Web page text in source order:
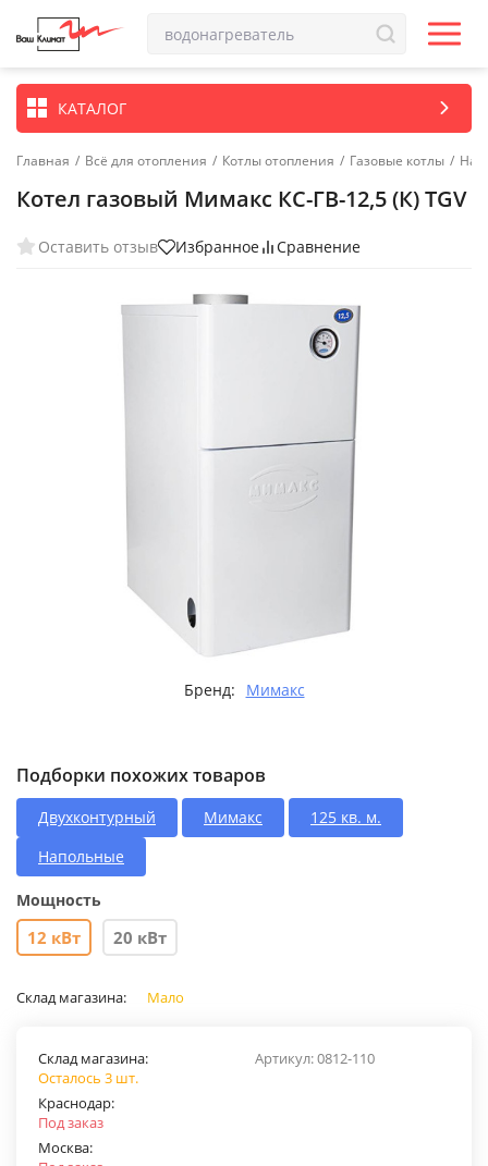
КАТАЛОГ
Главная / Всё для отопления / Котлы отопления / Газовые котлы /
Котел газовый Мимакс КС-ГВ-12,5 (К) TGV
Оставить отзыв Избранное Сравнение
Бренд: Мимакс
Подборки похожих товаров
Двухконтурный Мимакс
125 кв. м.
Напольные
Мощность
12 кВт 20 кВт
Склад магазина: Мало
Артикул:0812-110
Склад магазина:
Осталось 3 шт.
Краснодар:
Под заказ
Москва: